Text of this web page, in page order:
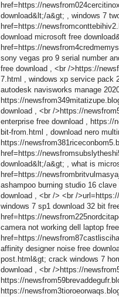
href=https://
download&lt;/a&gt; , windows 7
href=https://
download microsoft free
href=https://
sony vegas pro 9 serial number
free download , <br />https://
7.html , windows xp service pack
autodesk navisworks manage
https://
download , <br />https://
enterprise free download , https://
bit-from.html , download nero
https://
href=https://
download&lt;/a&gt; , what is
href=https://
ashampoo burning studio 16
download , <br /> <br /
windows 7 sp1 download 32 bit
href=https://
camera not working dell laptop
href=https://
affinity designer noise free
post.html&gt; crack windows 7
download , <br />https://
https://
https://